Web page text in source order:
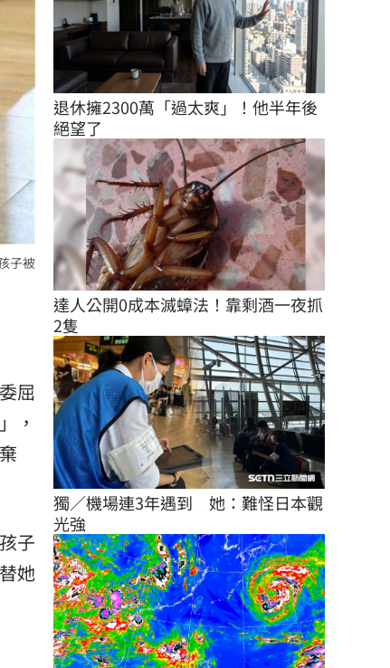
子被
屈
，
子
她
退休擁2300萬「過太爽」！他半年後
絕望了
達人公開0成本滅蟑法！靠剩酒一夜抓
2隻
獨／機場連3年遇到　她：難怪日本觀
光強